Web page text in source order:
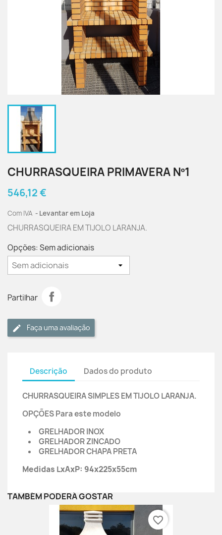
CHURRASQUEIRA PRIMAVERA Nº1
546,12 €
Com IVA Levantar em Loja
CHURRASQUEIRA EM TIJOLO LARANJA.
Opções: Sem adicionais
Partilhar
Faça uma avaliação
Descrição Dados do produto
CHURRASQUEIRA SIMPLES EM TIJOLO LARANJA.
OPÇÕES Para este modelo
GRELHADOR INOX
GRELHADOR ZINCADO
GRELHADOR CHAPA PRETA
Medidas LxAxP: 94x225x55cm
TAMBÉM PODERÁ GOSTAR
favorite_border